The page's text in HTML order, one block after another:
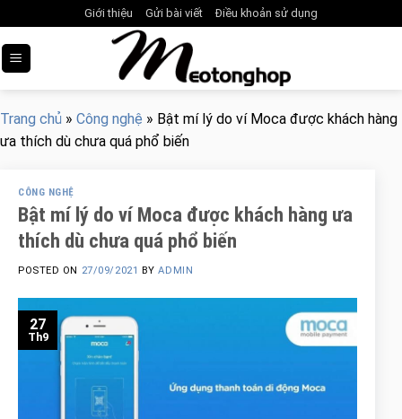
to
content
Giới thiệu Gửi bài viết Điều khoản sử dụng
Trang chủ » Công nghệ » Bật mí lý do ví Moca được khách hàng
ưa thích dù chưa quá phổ biến
CÔNG NGHỆ
Bật mí lý do ví Moca được khách hàng ưa
thích dù chưa quá phổ biến
POSTED ON 27/09/2021 BYADMIN
27
Th9